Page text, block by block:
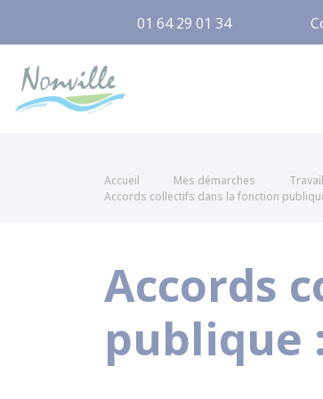
01 64 29 01 34
Accueil Mes démarches
Accords collectifs dans la fonction
Accords
publique